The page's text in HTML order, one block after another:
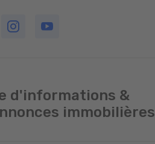
d'informations &
immobilières